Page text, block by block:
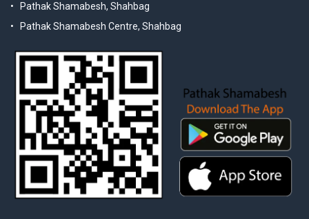
Pathak Shamabesh, Shahbag
Pathak Shamabesh Centre, Shahbag